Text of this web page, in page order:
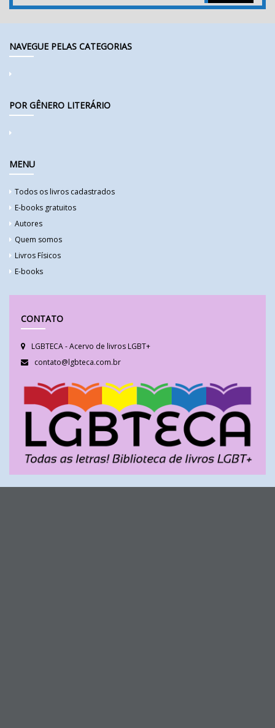
NAVEGUE PELAS CATEGORIAS
POR GÊNERO LITERÁRIO
MENU
Todos os livros cadastrados
E-books gratuitos
Autores
Quem somos
Livros Físicos
E-books
CONTATO
LGBTECA - Acervo de livros LGBT+
contato@lgbteca.com.br